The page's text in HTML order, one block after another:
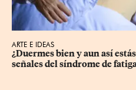
ARTE E IDEAS
¿Duermes bien y aun así
señales del síndrome de